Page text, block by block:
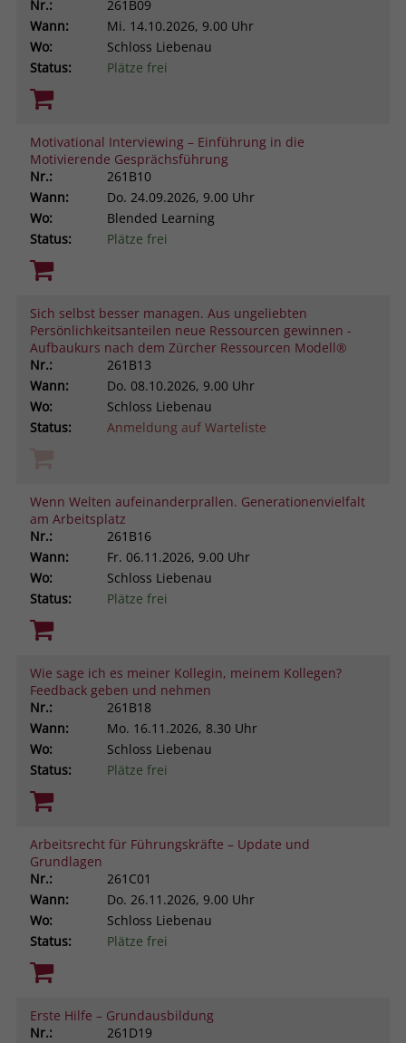
Nr.:
261B09
Wann:
Mi. 14.10.2026, 9.00 Uhr
Wo:
Schloss Liebenau
Status:
Plätze frei
Motivational Interviewing – Einführung in die
Motivierende Gesprächsführung
Nr.:
261B10
Wann:
Do. 24.09.2026, 9.00 Uhr
Wo:
Blended Learning
Status:
Plätze frei
Sich selbst besser managen. Aus ungeliebten
Persönlichkeitsanteilen neue Ressourcen gewinnen -
Aufbaukurs nach dem Zürcher Ressourcen Modell®
Nr.:
261B13
Wann:
Do. 08.10.2026, 9.00 Uhr
Wo:
Schloss Liebenau
Status:
Anmeldung auf Warteliste
Wenn Welten aufeinanderprallen. Generationenvielfalt
am Arbeitsplatz
Nr.:
261B16
Wann:
Fr. 06.11.2026, 9.00 Uhr
Wo:
Schloss Liebenau
Status:
Plätze frei
Wie sage ich es meiner Kollegin, meinem Kollegen?
Feedback geben und nehmen
Nr.:
261B18
Wann:
Mo. 16.11.2026, 8.30 Uhr
Wo:
Schloss Liebenau
Status:
Plätze frei
Arbeitsrecht für Führungskräfte – Update und
Grundlagen
Nr.:
261C01
Wann:
Do. 26.11.2026, 9.00 Uhr
Wo:
Schloss Liebenau
Status:
Plätze frei
Erste Hilfe – Grundausbildung
Nr.:
261D19